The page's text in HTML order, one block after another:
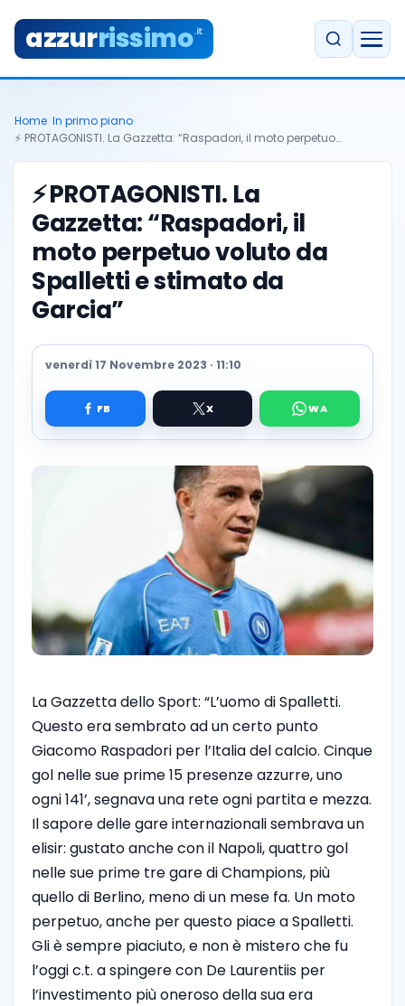
azzurrissimo.it
Home In primo piano
⚡️ PROTAGONISTI. La Gazzetta: “Raspadori, il moto perpetuo…
⚡️PROTAGONISTI. La
Gazzetta: “Raspadori, il
moto perpetuo voluto da
Spalletti e stimato da
Garcia”
venerdì 17 Novembre 2023 · 11:10
La Gazzetta dello Sport: “L’uomo di Spalletti.
Questo era sembrato ad un certo punto
Giacomo Raspadori per l’Italia del calcio. Cinque
gol nelle sue prime 15 presenze azzurre, uno
ogni 141’, segnava una rete ogni partita e mezza.
Il sapore delle gare internazionali sembrava un
elisir: gustato anche con il Napoli, quattro gol
nelle sue prime tre gare di Champions, più
quello di Berlino, meno di un mese fa. Un moto
perpetuo, anche per questo piace a Spalletti.
Gli è sempre piaciuto, e non è mistero che fu
l’oggi c.t. a spingere con De Laurentiis per
l’investimento più oneroso della sua era